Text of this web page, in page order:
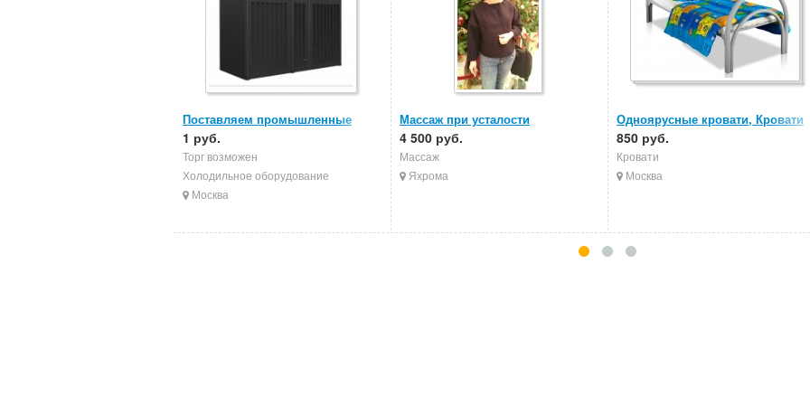
Поставляем промышленные
кондиционеры
1 руб.
Торг возможен
Холодильное оборудование
Москва
Массаж при усталости
4 500 руб.
Массаж
Яхрома
Одноярусные кровати, Кровати
металлические, Кровати в
больницы
850 руб.
Кровати
Москва